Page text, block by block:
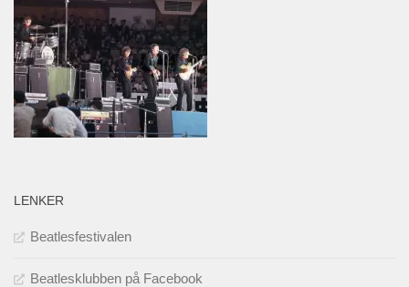
LENKER
Beatlesfestivalen
Beatlesklubben på Facebook